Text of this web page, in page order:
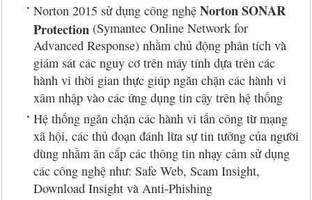
Norton 2015 sử dụng công nghệ Norton SONAR
Protection (Symantec Online Network for
Advanced Response) nhằm chủ động phân tích và
giám sát các nguy cơ trên máy tính dựa trên các
hành vi thời gian thực giúp ngăn chặn các hành vi
xâm nhập vào các ứng dụng tin cậy trên hệ thống
Hệ thống ngăn chặn các hành vi tấn công từ mạng
xã hội, các thủ đoạn đánh lừa sự tin tưởng của người
dùng nhằm ăn cắp các thông tin nhạy cảm sử dụng
các công nghệ như: Safe Web, Scam Insight,
Download Insight và Anti-Phishing